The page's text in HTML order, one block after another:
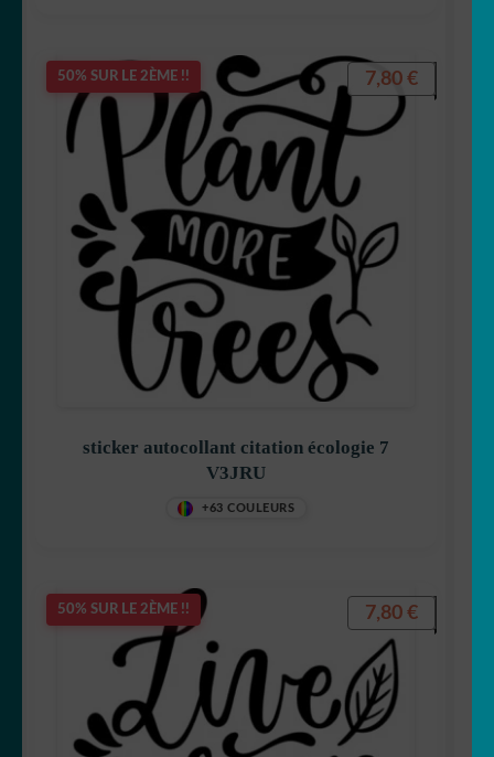
50% SUR LE 2ÈME !!
sticker autocollant citation écologie 7
V3JRU
+63 COULEURS
7,80 €
50% SUR LE 2ÈME !! 7,80 €